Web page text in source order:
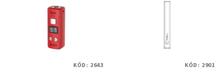
KÓD: 2643 KÓD: 2901